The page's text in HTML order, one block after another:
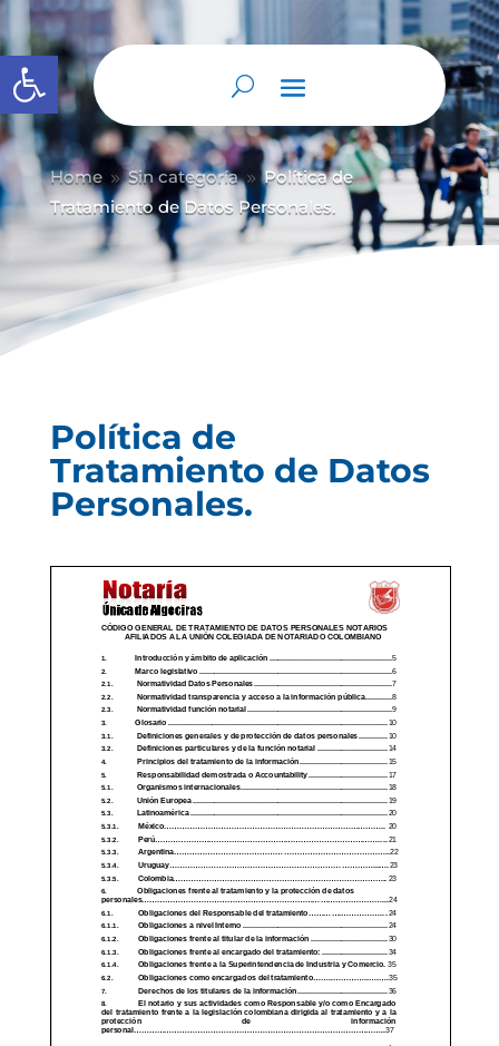
Abrir barra de herramientas
Home 9 Sin categoría 9 Política de
Tratamiento de Datos Personales.
Política de
Tratamiento de Datos
Personales.